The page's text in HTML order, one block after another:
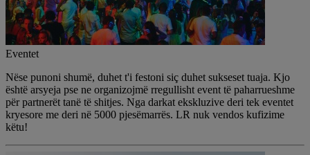
Eventet
Nëse punoni shumë, duhet t'i festoni siç duhet sukseset tuaja. Kjo
është arsyeja pse ne organizojmë rregullisht event të paharrueshme
për partnerët tanë të shitjes. Nga darkat ekskluzive deri tek eventet
kryesore me deri në 5000 pjesëmarrës. LR nuk vendos kufizime
këtu!